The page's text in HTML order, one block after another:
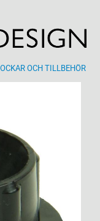
OCH TILLBEHÖR